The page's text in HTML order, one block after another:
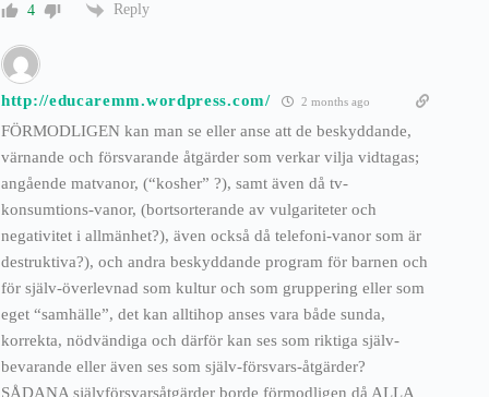
4 Reply
http://educaremm.wordpress.com/ 2 months ago
FÖRMODLIGEN kan man se eller anse att de beskyddande,
värnande och försvarande åtgärder som verkar vilja vidtagas;
angående matvanor, (“kosher” ?), samt även då tv-
konsumtions-vanor, (bortsorterande av vulgariteter och
negativitet i allmänhet?), även också då telefoni-vanor som är
destruktiva?), och andra beskyddande program för barnen och
för själv-överlevnad som kultur och som gruppering eller som
eget “samhälle”, det kan alltihop anses vara både sunda,
korrekta, nödvändiga och därför kan ses som riktiga själv-
bevarande eller även ses som själv-försvars-åtgärder?
SÅDANA självförsvarsåtgärder borde förmodligen då ALLA